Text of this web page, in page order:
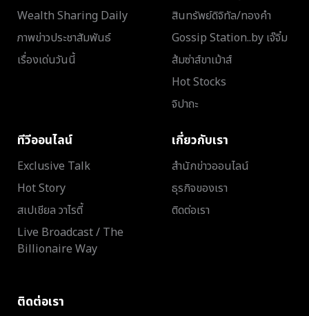
Wealth Sharing Daily
ภาพข่าวประชาสัมพันธ์
เรื่องเด่นวันนี้
สินทรัพย์ดิจิทัล/ทองคำ
Gossip Station..by เจ๊จิ๋ม
ส้มซ่าส์ขาเม้าส์
Hot Stocks
จิปาถะ
ทีวีออนไลน์
Exclusive Talk
Hot Story
สเปเชียล วาไรตี้
Live Broadcast / The
Billionaire Way
เกี่ยวกับเรา
สำนักข่าวออนไลน์
ธุรกิจของเรา
ติดต่อเรา
ติดต่อเรา